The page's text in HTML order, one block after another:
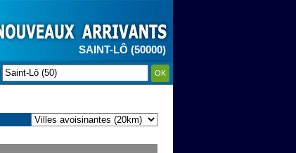
SAINT-LÔ (50000)
OK